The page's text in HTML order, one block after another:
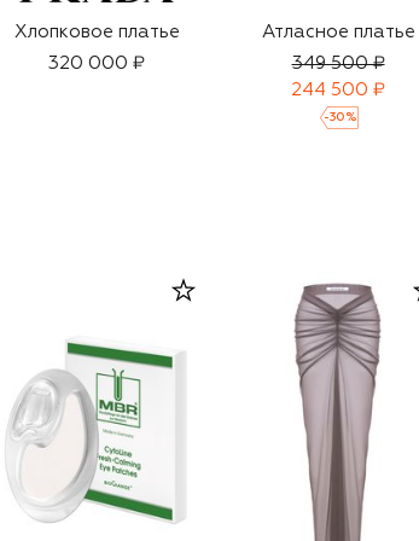
Хлопковое платье
320 000 ₽
Атласное платье
349 500 ₽
244 500 ₽
-30 %